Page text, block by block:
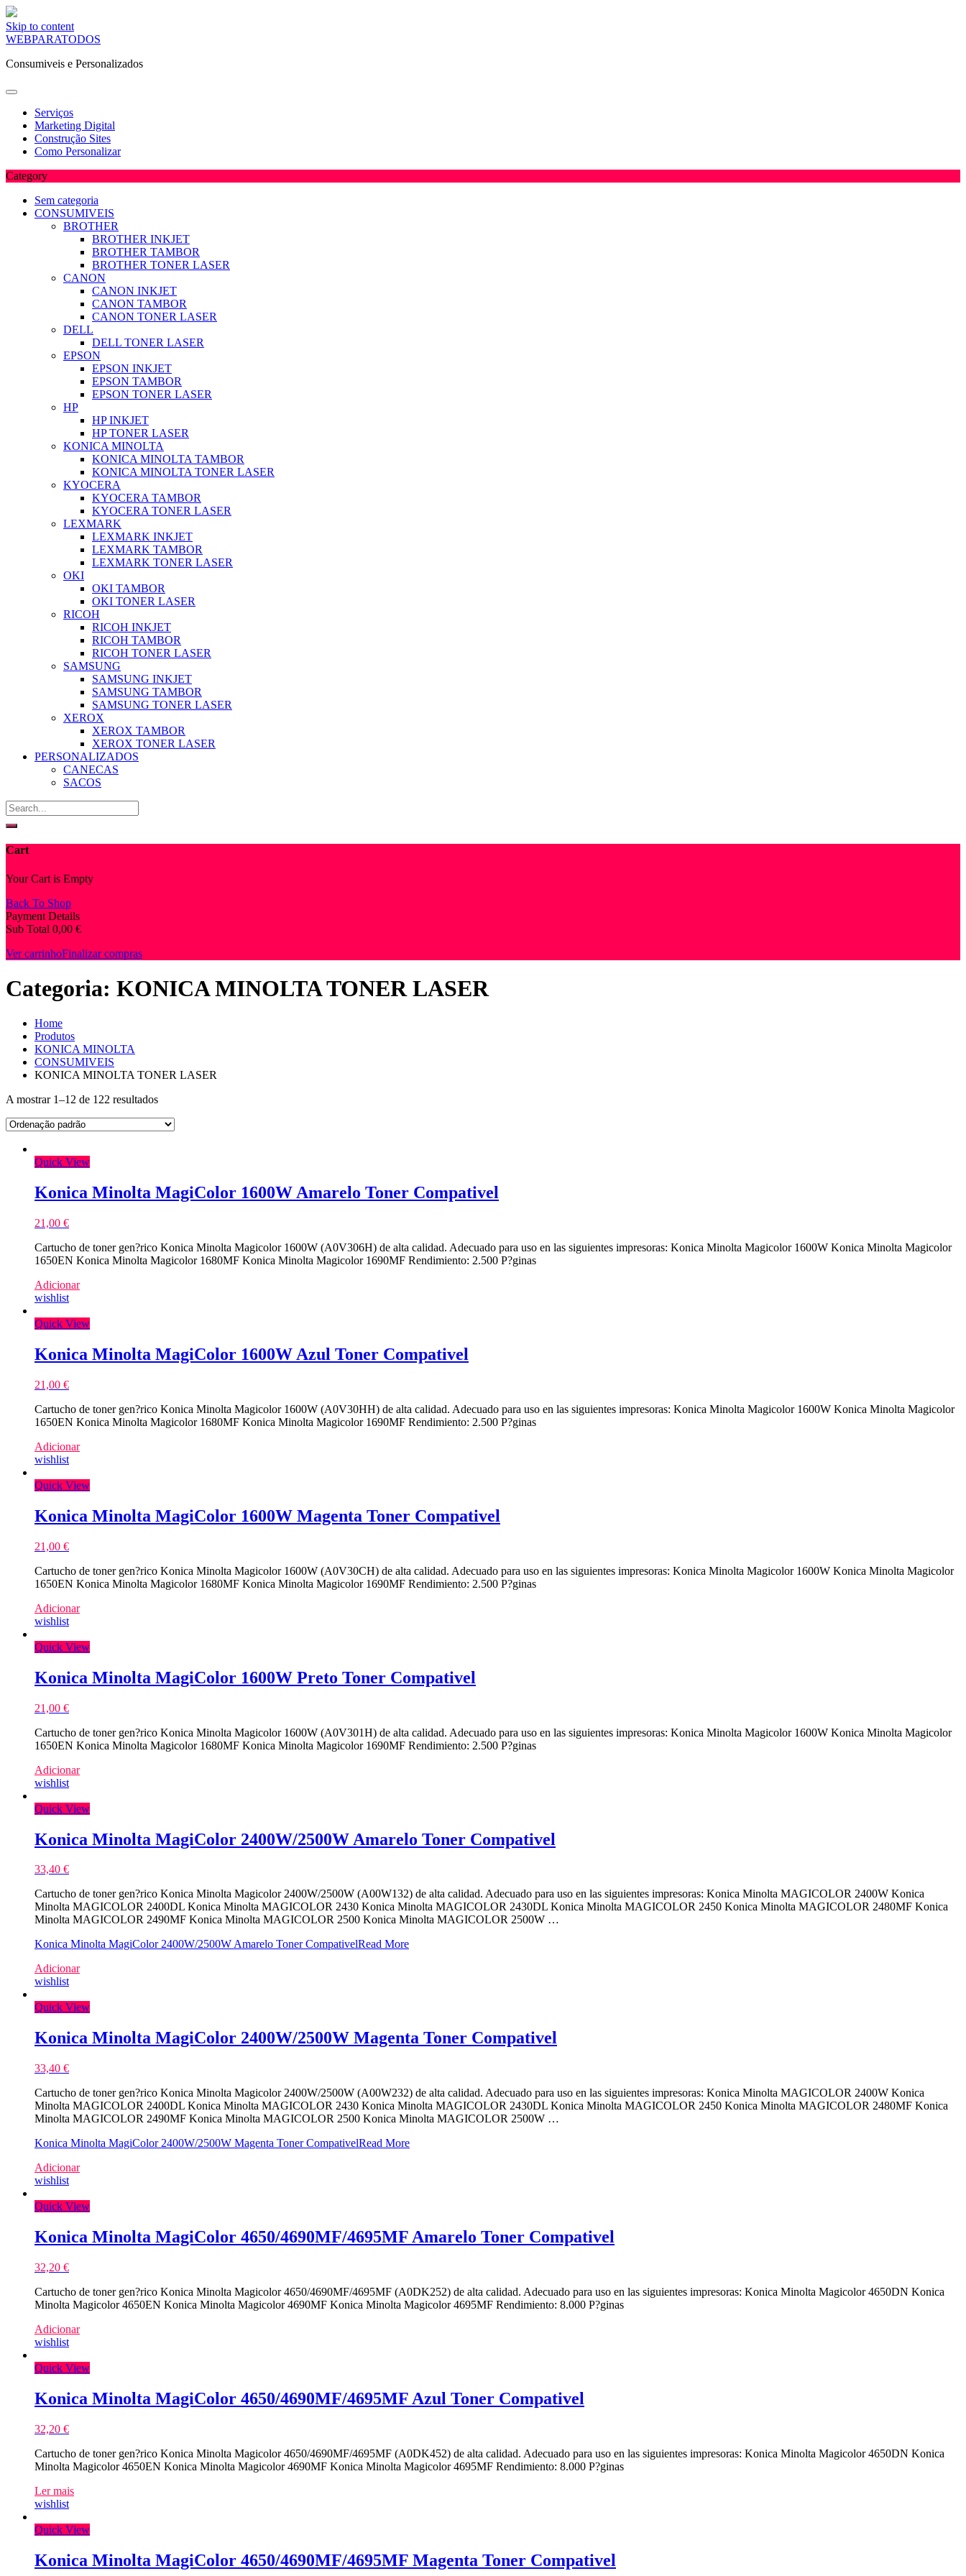
Skip to content
WEBPARATODOS
Consumiveis e Personalizados
Serviços
Marketing Digital
Construção Sites
Como Personalizar
Category
Sem categoria
CONSUMIVEIS
BROTHER
BROTHER INKJET
BROTHER TAMBOR
BROTHER TONER LASER
CANON
CANON INKJET
CANON TAMBOR
CANON TONER LASER
DELL
DELL TONER LASER
EPSON
EPSON INKJET
EPSON TAMBOR
EPSON TONER LASER
HP
HP INKJET
HP TONER LASER
KONICA MINOLTA
KONICA MINOLTA TAMBOR
KONICA MINOLTA TONER LASER
KYOCERA
KYOCERA TAMBOR
KYOCERA TONER LASER
LEXMARK
LEXMARK INKJET
LEXMARK TAMBOR
LEXMARK TONER LASER
OKI
OKI TAMBOR
OKI TONER LASER
RICOH
RICOH INKJET
RICOH TAMBOR
RICOH TONER LASER
SAMSUNG
SAMSUNG INKJET
SAMSUNG TAMBOR
SAMSUNG TONER LASER
XEROX
XEROX TAMBOR
XEROX TONER LASER
PERSONALIZADOS
CANECAS
SACOS
Cart
Your Cart is Empty
Back To Shop
Payment Details
Sub Total 0,00 €
Ver carrinhoFinalizar compras
Categoria: KONICA MINOLTA TONER LASER
Home
Produtos
KONICA MINOLTA
CONSUMIVEIS
KONICA MINOLTA TONER LASER
A mostrar 1–12 de 122 resultados
Quick View
Konica Minolta MagiColor 1600W Amarelo Toner Compativel
21,00 €
Cartucho de toner gen?rico Konica Minolta Magicolor 1600W (A0V306H) de alta calidad. Adecuado para uso en las siguientes impresoras: Konica Minolta Magicolor 1600W Konica Minolta Magicolor
1650EN Konica Minolta Magicolor 1680MF Konica Minolta Magicolor 1690MF Rendimiento: 2.500 P?ginas
Adicionar
wishlist
Quick View
Konica Minolta MagiColor 1600W Azul Toner Compativel
21,00 €
Cartucho de toner gen?rico Konica Minolta Magicolor 1600W (A0V30HH) de alta calidad. Adecuado para uso en las siguientes impresoras: Konica Minolta Magicolor 1600W Konica Minolta Magicolor
1650EN Konica Minolta Magicolor 1680MF Konica Minolta Magicolor 1690MF Rendimiento: 2.500 P?ginas
Adicionar
wishlist
Quick View
Konica Minolta MagiColor 1600W Magenta Toner Compativel
21,00 €
Cartucho de toner gen?rico Konica Minolta Magicolor 1600W (A0V30CH) de alta calidad. Adecuado para uso en las siguientes impresoras: Konica Minolta Magicolor 1600W Konica Minolta Magicolor
1650EN Konica Minolta Magicolor 1680MF Konica Minolta Magicolor 1690MF Rendimiento: 2.500 P?ginas
Adicionar
wishlist
Quick View
Konica Minolta MagiColor 1600W Preto Toner Compativel
21,00 €
Cartucho de toner gen?rico Konica Minolta Magicolor 1600W (A0V301H) de alta calidad. Adecuado para uso en las siguientes impresoras: Konica Minolta Magicolor 1600W Konica Minolta Magicolor
1650EN Konica Minolta Magicolor 1680MF Konica Minolta Magicolor 1690MF Rendimiento: 2.500 P?ginas
Adicionar
wishlist
Quick View
Konica Minolta MagiColor 2400W/2500W Amarelo Toner Compativel
33,40 €
Cartucho de toner gen?rico Konica Minolta Magicolor 2400W/2500W (A00W132) de alta calidad. Adecuado para uso en las siguientes impresoras: Konica Minolta MAGICOLOR 2400W Konica
Minolta MAGICOLOR 2400DL Konica Minolta MAGICOLOR 2430 Konica Minolta MAGICOLOR 2430DL Konica Minolta MAGICOLOR 2450 Konica Minolta MAGICOLOR 2480MF Konica
Minolta MAGICOLOR 2490MF Konica Minolta MAGICOLOR 2500 Konica Minolta MAGICOLOR 2500W …
Konica Minolta MagiColor 2400W/2500W Amarelo Toner CompativelRead More
Adicionar
wishlist
Quick View
Konica Minolta MagiColor 2400W/2500W Magenta Toner Compativel
33,40 €
Cartucho de toner gen?rico Konica Minolta Magicolor 2400W/2500W (A00W232) de alta calidad. Adecuado para uso en las siguientes impresoras: Konica Minolta MAGICOLOR 2400W Konica
Minolta MAGICOLOR 2400DL Konica Minolta MAGICOLOR 2430 Konica Minolta MAGICOLOR 2430DL Konica Minolta MAGICOLOR 2450 Konica Minolta MAGICOLOR 2480MF Konica
Minolta MAGICOLOR 2490MF Konica Minolta MAGICOLOR 2500 Konica Minolta MAGICOLOR 2500W …
Konica Minolta MagiColor 2400W/2500W Magenta Toner CompativelRead More
Adicionar
wishlist
Quick View
Konica Minolta MagiColor 4650/4690MF/4695MF Amarelo Toner Compativel
32,20 €
Cartucho de toner gen?rico Konica Minolta Magicolor 4650/4690MF/4695MF (A0DK252) de alta calidad. Adecuado para uso en las siguientes impresoras: Konica Minolta Magicolor 4650DN Konica
Minolta Magicolor 4650EN Konica Minolta Magicolor 4690MF Konica Minolta Magicolor 4695MF Rendimiento: 8.000 P?ginas
Adicionar
wishlist
Quick View
Konica Minolta MagiColor 4650/4690MF/4695MF Azul Toner Compativel
32,20 €
Cartucho de toner gen?rico Konica Minolta Magicolor 4650/4690MF/4695MF (A0DK452) de alta calidad. Adecuado para uso en las siguientes impresoras: Konica Minolta Magicolor 4650DN Konica
Minolta Magicolor 4650EN Konica Minolta Magicolor 4690MF Konica Minolta Magicolor 4695MF Rendimiento: 8.000 P?ginas
Ler mais
wishlist
Quick View
Konica Minolta MagiColor 4650/4690MF/4695MF Magenta Toner Compativel